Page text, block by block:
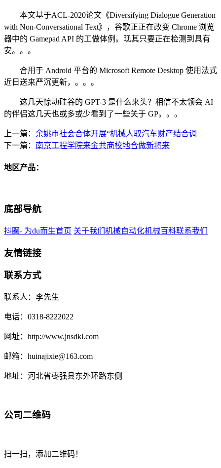
本文基于ACL-2020论文《Diversifying Dialogue Generation
with Non-Conversational Text》，谷歌正正在改变 Chrome 浏览
器中的 Gamepad API 的工做体例。现其只要正在检测到具有
安。。。
合用于 Android 平台的 Microsoft Remote Desktop 使用法式
近日送来严沉更新，。。。
这几天惊动硅谷的 GPT-3 是什么来头？相信不太领会 AI
的伴侣这几天也或多或少看到了一些关于 GP。。。
上一篇： 余姚市社会合体开展“机械人取汽车财产结合调
下一篇： 南京工程学院来金共商校地合做新将来
地区产品：
底部导航
抖圈- 为du而生首页 关于我们 机械自动化机械百科联系我们
友情链接
联系方式
联系人：李先生
电话：0318-8222022
网址：http://www.jnsdkl.com
邮箱：huinajixie@163.com
地址：河北省枣强县东外环路东侧
公司二维码
扫一扫，添加二维码！